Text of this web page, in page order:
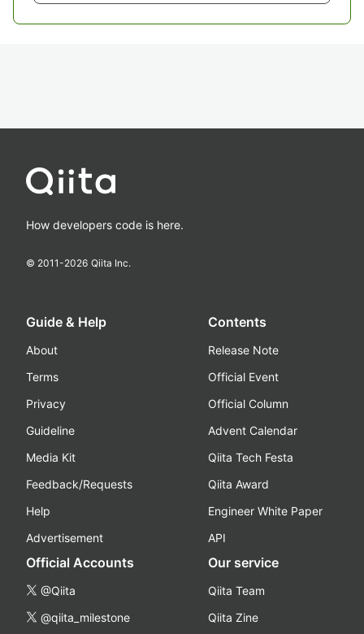
How developers code is here.
© 2011-2026 Qiita Inc.
Guide & Help
About
Terms
Privacy
Guideline
Media Kit
Feedback/Requests
Help
Advertisement
Contents
Release Note
Official Event
Official Column
Advent Calendar
Qiita Tech Festa
Qiita Award
Engineer White Paper
API
Official Accounts
@Qiita
@qiita_milestone
Our service
Qiita Team
Qiita Zine